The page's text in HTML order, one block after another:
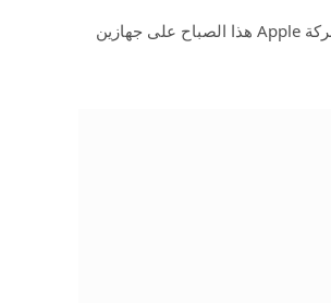
وفقا لتقرير جديد من صحيفة وول ستريت جورنال تعمل شركة Apple هذا الصباح على جهازين